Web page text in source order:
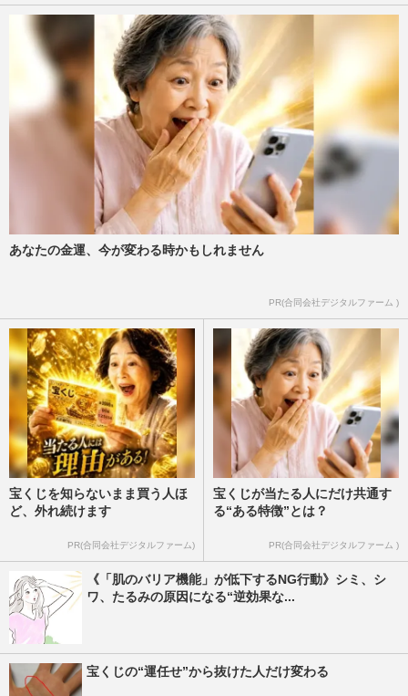
あなたの金運、今が変わる時かもしれません
PR(合同会社デジタルファーム )
宝くじを知らないまま買う人ほ
ど、外れ続けます
PR(合同会社デジタルファーム)
宝くじが当たる人にだけ共通す
る“ある特徴”とは？
PR(合同会社デジタルファーム )
《「肌のバリア機能」が低下するNG行動》シミ、シ
ワ、たるみの原因になる“逆効果な...
宝くじの“運任せ”から抜けた人だけ変わる